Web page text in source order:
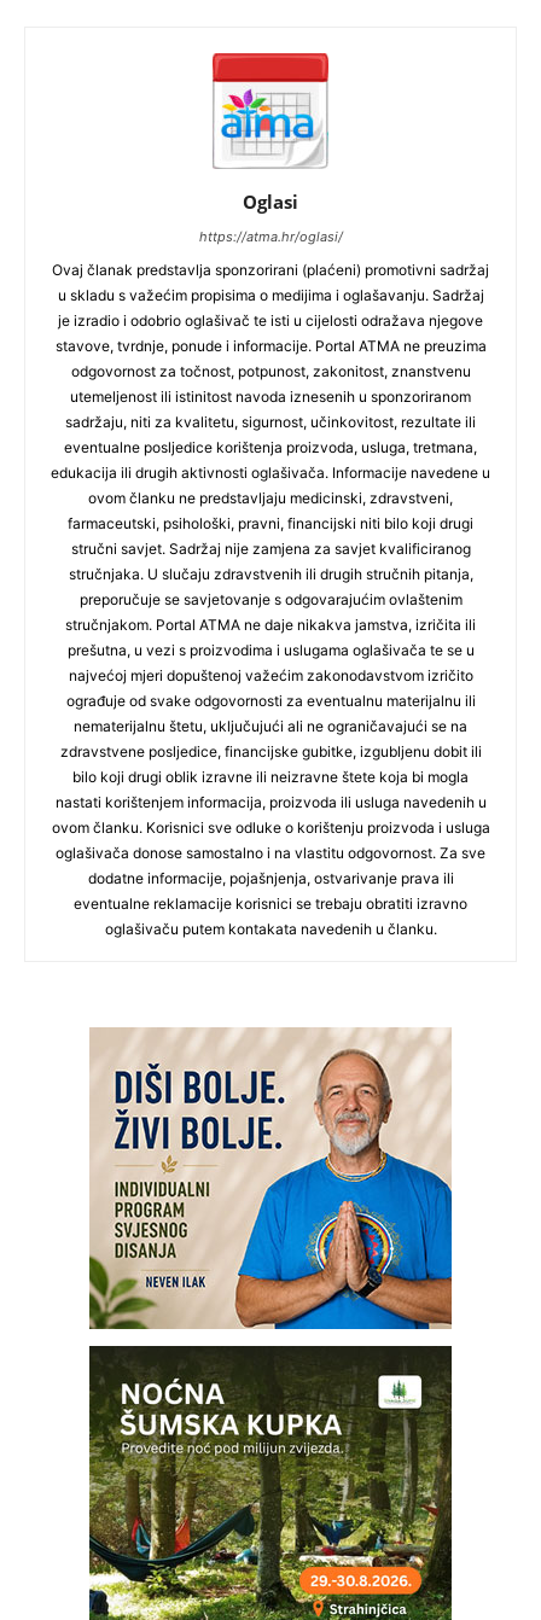
Oglasi
https://atma.hr/oglasi/
Ovaj članak predstavlja sponzorirani (plaćeni) promotivni sadržaj
u skladu s važećim propisima o medijima i oglašavanju. Sadržaj
je izradio i odobrio oglašivač te isti u cijelosti odražava njegove
stavove, tvrdnje, ponude i informacije. Portal ATMA ne preuzima
odgovornost za točnost, potpunost, zakonitost, znanstvenu
utemeljenost ili istinitost navoda iznesenih u sponzoriranom
sadržaju, niti za kvalitetu, sigurnost, učinkovitost, rezultate ili
eventualne posljedice korištenja proizvoda, usluga, tretmana,
edukacija ili drugih aktivnosti oglašivača. Informacije navedene u
ovom članku ne predstavljaju medicinski, zdravstveni,
farmaceutski, psihološki, pravni, financijski niti bilo koji drugi
stručni savjet. Sadržaj nije zamjena za savjet kvalificiranog
stručnjaka. U slučaju zdravstvenih ili drugih stručnih pitanja,
preporučuje se savjetovanje s odgovarajućim ovlaštenim
stručnjakom. Portal ATMA ne daje nikakva jamstva, izričita ili
prešutna, u vezi s proizvodima i uslugama oglašivača te se u
najvećoj mjeri dopuštenoj važećim zakonodavstvom izričito
ograđuje od svake odgovornosti za eventualnu materijalnu ili
nematerijalnu štetu, uključujući ali ne ograničavajući se na
zdravstvene posljedice, financijske gubitke, izgubljenu dobit ili
bilo koji drugi oblik izravne ili neizravne štete koja bi mogla
nastati korištenjem informacija, proizvoda ili usluga navedenih u
ovom članku. Korisnici sve odluke o korištenju proizvoda i usluga
oglašivača donose samostalno i na vlastitu odgovornost. Za sve
dodatne informacije, pojašnjenja, ostvarivanje prava ili
eventualne reklamacije korisnici se trebaju obratiti izravno
oglašivaču putem kontakata navedenih u članku.